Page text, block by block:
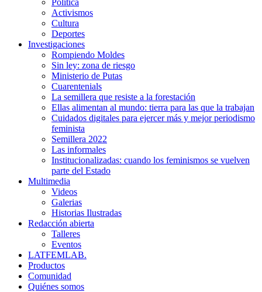
Política
Activismos
Cultura
Deportes
Investigaciones
Rompiendo Moldes
Sin ley: zona de riesgo
Ministerio de Putas
Cuarentenials
La semillera que resiste a la forestación
Ellas alimentan al mundo: tierra para las que la trabajan
Cuidados digitales para ejercer más y mejor periodismo
feminista
Semillera 2022
Las informales
Institucionalizadas: cuando los feminismos se vuelven
parte del Estado
Multimedia
Videos
Galerias
Historias Ilustradas
Redacción abierta
Talleres
Eventos
LATFEMLAB.
Productos
Comunidad
Quiénes somos